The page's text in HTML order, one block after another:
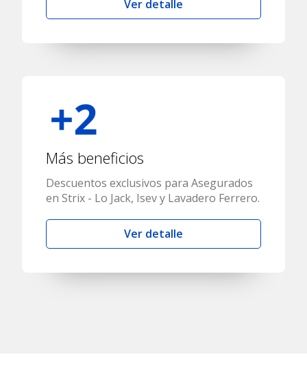
Ver detalle
Más beneficios
Descuentos exclusivos para Asegurados
en Strix - Lo Jack, Isev y Lavadero Ferrero.
Ver detalle